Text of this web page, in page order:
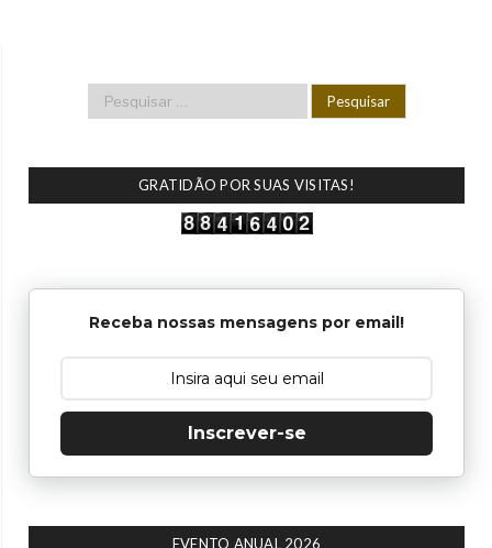
GRATIDÃO POR SUAS VISITAS!
Receba nossas mensagens por email!
Inscrever-se
EVENTO ANUAL 2026